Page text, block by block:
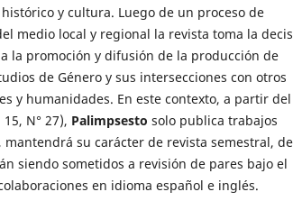
y cultura. Luego de un proceso de
medio local y regional la revista toma la
la promoción y difusión de la producción de
de Género y sus intersecciones con otros
y humanidades. En este contexto, a partir del
N° 27), Palimpsesto solo publica trabajos
su carácter de revista semestral, de
siendo sometidos a revisión de pares bajo el
en idioma español e inglés.